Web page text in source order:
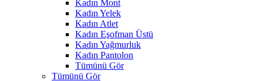
Kadın Mont
Kadın Yelek
Kadın Atlet
Kadın Eşofman Üstü
Kadın Yağmurluk
Kadın Pantolon
Tümünü Gör
Tümünü Gör